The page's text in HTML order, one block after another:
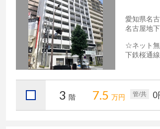
愛知県名
名古屋地
☆ネット
下鉄桜通
3 階 7.5 万円 管/共 0